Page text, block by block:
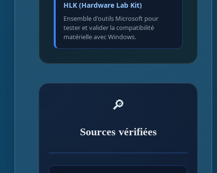
HLK (Hardware Lab Kit)
Ensemble d'outils Microsoft pour
tester et valider la compatibilité
matérielle avec Windows.
🔎
Sources vérifiées